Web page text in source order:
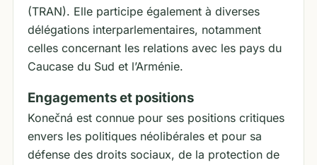
(TRAN). Elle participe également à diverses
délégations interparlementaires, notamment
celles concernant les relations avec les pays du
Caucase du Sud et l’Arménie.
Engagements et positions
Konečná est connue pour ses positions critiques
envers les politiques néolibérales et pour sa
défense des droits sociaux, de la protection de